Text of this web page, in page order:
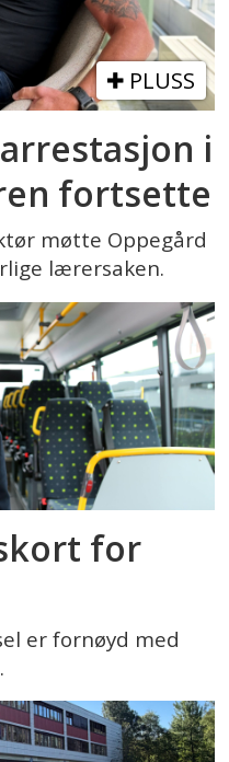
PLUSS
i
fortsette
møtte Oppegård
lærersaken.
for
er fornøyd med